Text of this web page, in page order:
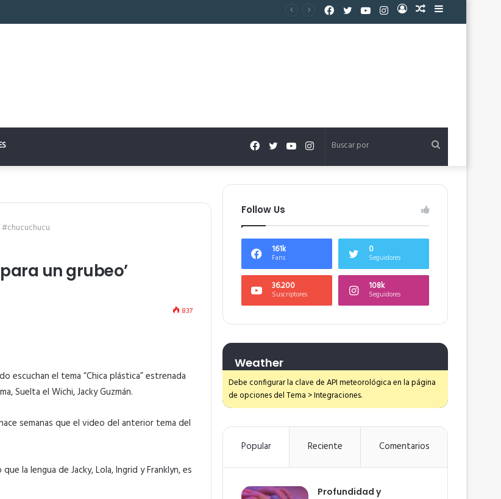
para un descanso reparador
Barra
Publicación
Acceso
Instagram
YouTube
Twitter
Facebook
Buscar
por
Instagram
YouTube
Twitter
Facebook
#chucuchucu
un grubeo’
837
escuchan el tema “Chica plástica” estrenada
Suelta el Wichi, Jacky Guzmán.
semanas que el video del anterior tema del
la lengua de Jacky, Lola, Ingrid y Franklyn, es
Follow Us
161k
Fans
0
Seguidores
36.200
Suscriptores
108k
Seguidores
Weather
Debe configurar la clave de API meteorológica en la página
de opciones del Tema > Integraciones.
Popular Reciente Comentarios
Profundidad y